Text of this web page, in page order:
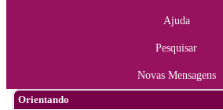
Ajuda
Pesquisar
Novas Mensagens
Orientando